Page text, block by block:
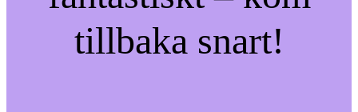
tillbaka snart!